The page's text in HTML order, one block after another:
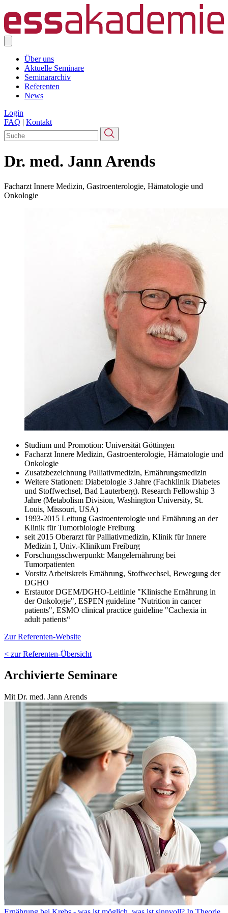
Über uns
Aktuelle Seminare
Seminararchiv
Referenten
News
Login
FAQ | Kontakt
Dr. med. Jann Arends
Facharzt Innere Medizin, Gastroenterologie, Hämatologie und
Onkologie
Studium und Promotion: Universität Göttingen
Facharzt Innere Medizin, Gastroenterologie, Hämatologie und
Onkologie
Zusatzbezeichnung Palliativmedizin, Ernährungsmedizin
Weitere Stationen: Diabetologie 3 Jahre (Fachklinik Diabetes
und Stoffwechsel, Bad Lauterberg). Research Fellowship 3
Jahre (Metabolism Division, Washington University, St.
Louis, Missouri, USA)
1993-2015 Leitung Gastroenterologie und Ernährung an der
Klinik für Tumorbiologie Freiburg
seit 2015 Oberarzt für Palliativmedizin, Klinik für Innere
Medizin I, Univ.-Klinikum Freiburg
Forschungsschwerpunkt: Mangelernährung bei
Tumorpatienten
Vorsitz Arbeitskreis Ernährung, Stoffwechsel, Bewegung der
DGHO
Erstautor DGEM/DGHO-Leitlinie "Klinische Ernährung in
der Onkologie", ESPEN guideline "Nutrition in cancer
patients", ESMO clinical practice guideline "Cachexia in
adult patients“
Zur Referenten-Website
< zur Referenten-Übersicht
Archivierte Seminare
Mit Dr. med. Jann Arends